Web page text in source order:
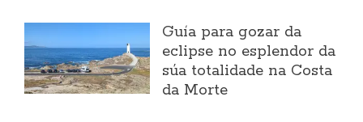
Guía para gozar da
eclipse no esplendor da
súa totalidade na Costa
da Morte